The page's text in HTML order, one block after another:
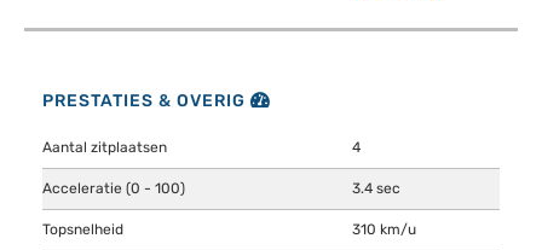
PRESTATIES & OVERIG
Aantal zitplaatsen 4
Acceleratie (0 - 100) 3.4 sec
Topsnelheid 310 km/u